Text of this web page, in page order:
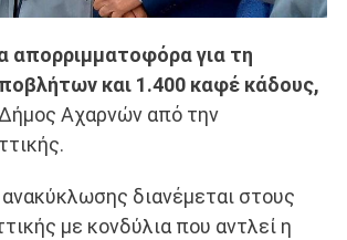
απορριμματοφόρα για τη
και 1.400 καφέ κάδους,
Αχαρνών από την
διανέμεται στους
με κονδύλια που αντλεί η